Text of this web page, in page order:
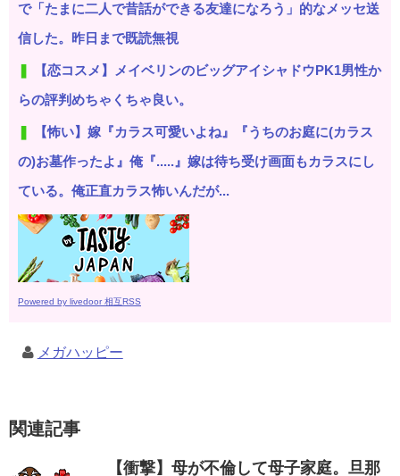
で「たまに二人で昔話ができる友達になろう」的なメッセ送
信した。昨日まで既読無視
【恋コスメ】メイベリンのビッグアイシャドウPK1男性か
らの評判めちゃくちゃ良い。
【怖い】嫁『カラス可愛いよね』『うちのお庭に(カラス
の)お墓作ったよ』俺『.....』嫁は待ち受け画面もカラスにし
ている。俺正直カラス怖いんだが...
Powered by livedoor 相互RSS
メガハッピー
関連記事
【衝撃】母が不倫して母子家庭。旦那